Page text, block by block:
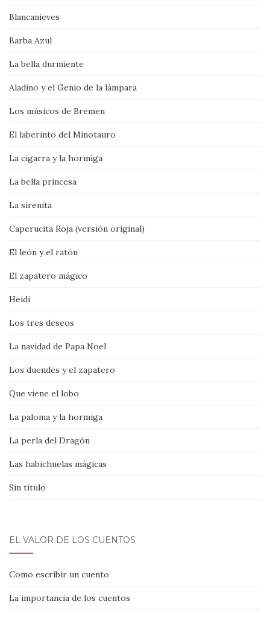
Blancanieves
Barba Azul
La bella durmiente
Aladino y el Genio de la lámpara
Los músicos de Bremen
El laberinto del Minotauro
La cigarra y la hormiga
La bella princesa
La sirenita
Caperucita Roja (versión original)
El león y el ratón
El zapatero mágico
Heidi
Los tres deseos
La navidad de Papa Noel
Los duendes y el zapatero
Que viene el lobo
La paloma y la hormiga
La perla del Dragón
Las habichuelas mágicas
Sin título
EL VALOR DE LOS CUENTOS
Como escribir un cuento
La importancia de los cuentos